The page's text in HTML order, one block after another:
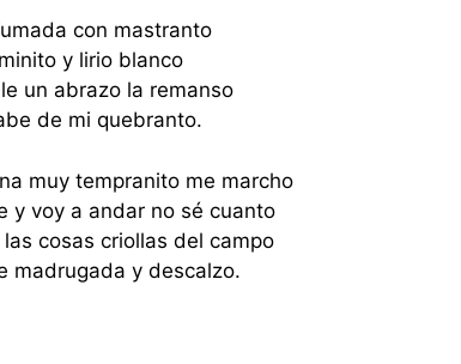
con mastranto
y lirio blanco
un abrazo la remanso
de mi quebranto.
muy tempranito me marcho
y voy a andar no sé cuanto
cosas criollas del campo
madrugada y descalzo.